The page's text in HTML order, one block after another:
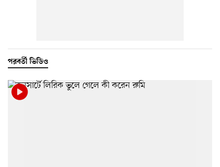
পরবর্তী ভিডিও